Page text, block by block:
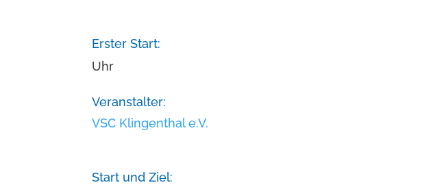
Erster Start:
Uhr
Veranstalter:
VSC Klingenthal e.V.
Start und Ziel: